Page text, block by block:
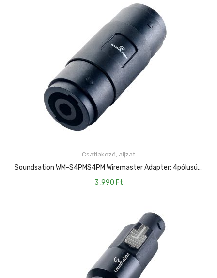
Csatlakozó, aljzat
Soundsation WM-S4PMS4PM Wiremaster Adapter: 4pólusú Speakon Papa – 4pólusú Speakon Papa
3 .990 Ft